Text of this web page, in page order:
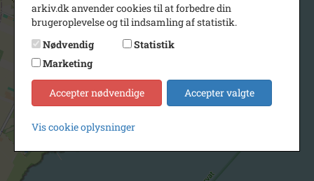
arkiv.dk anvender cookies til at forbedre din
brugeroplevelse og til indsamling af statistik.
Nødvendig
Statistik
Marketing
Accepter nødvendige Accepter valgte
Vis cookie oplysninger